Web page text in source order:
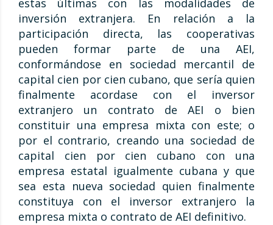
estas últimas con las modalidades de
inversión extranjera. En relación a la
participación directa, las cooperativas
pueden formar parte de una AEI,
conformándose en sociedad mercantil de
capital cien por cien cubano, que sería quien
finalmente acordase con el inversor
extranjero un contrato de AEI o bien
constituir una empresa mixta con este; o
por el contrario, creando una sociedad de
capital cien por cien cubano con una
empresa estatal igualmente cubana y que
sea esta nueva sociedad quien finalmente
constituya con el inversor extranjero la
empresa mixta o contrato de AEI definitivo.